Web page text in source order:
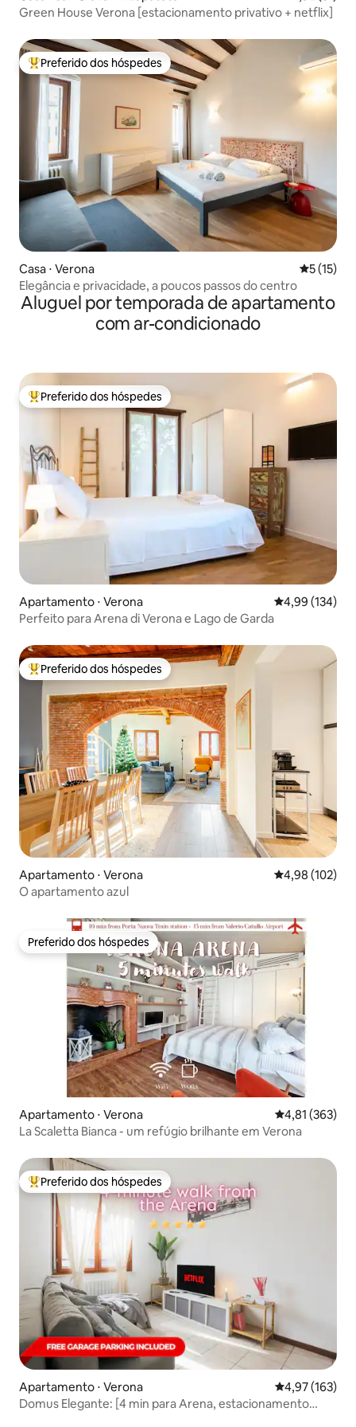
Green House Verona [estacionamento privativo + netflix]
Entre os melhores preferidos dos hóspedes
Preferido dos hóspedes
Casa ⋅ Verona 5 de uma
5 (15)
Elegância e privacidade, a poucos passos do centro
Aluguel por temporada de apartamento
com ar-condicionado
Entre os melhores preferidos dos hóspedes
Preferido dos hóspedes
Apartamento ⋅ Verona 4,99 de uma
4,99 (134)
Perfeito para Arena di Verona e Lago de Garda
Entre os melhores preferidos dos hóspedes
Preferido dos hóspedes
Apartamento ⋅ Verona 4,98 de uma
4,98 (102)
O apartamento azul
Preferido dos hóspedes
Preferido dos hóspedes
Apartamento ⋅ Verona 4,81 de uma
4,81 (363)
La Scaletta Bianca - um refúgio brilhante em Verona
Entre os melhores preferidos dos hóspedes
Preferido dos hóspedes
Apartamento ⋅ Verona 4,97 de uma
4,97 (163)
Domus Elegante: [4 min para Arena, estacionamento